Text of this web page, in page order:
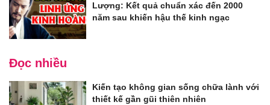
Lượng: Kết quả chuẩn xác đến 2000
năm sau khiến hậu thế kinh ngạc
Đọc nhiều
Kiến tạo không gian sống chữa lành với
thiết kế gần gũi thiên nhiên